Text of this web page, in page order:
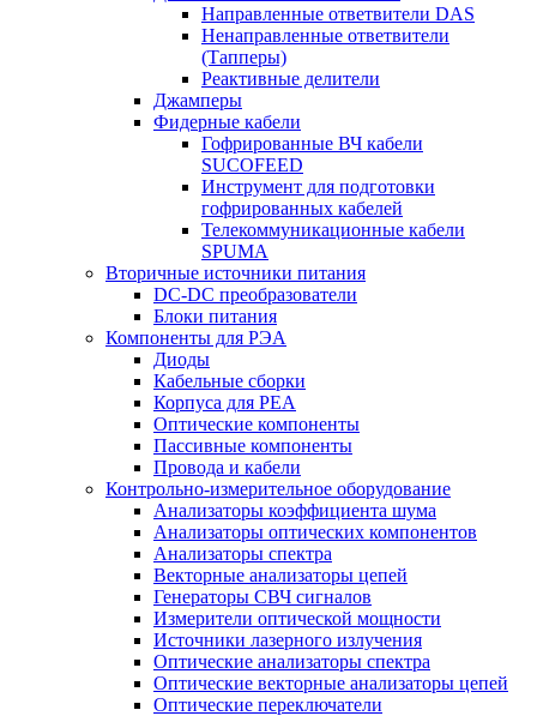
Направленные ответвители DAS
Ненаправленные ответвители
(Тапперы)
Реактивные делители
Джамперы
Фидерные кабели
Гофрированные ВЧ кабели
SUCOFEED
Инструмент для подготовки
гофрированных кабелей
Телекоммуникационные кабели
SPUMA
Вторичные источники питания
DC-DC преобразователи
Блоки питания
Компоненты для РЭА
Диоды
Кабельные сборки
Корпуса для РЕА
Оптические компоненты
Пассивные компоненты
Провода и кабели
Контрольно-измерительное оборудование
Анализаторы коэффициента шума
Анализаторы оптических компонентов
Анализаторы спектра
Векторные анализаторы цепей
Генераторы СВЧ сигналов
Измерители оптической мощности
Источники лазерного излучения
Оптические анализаторы спектра
Оптические векторные анализаторы цепей
Оптические переключатели